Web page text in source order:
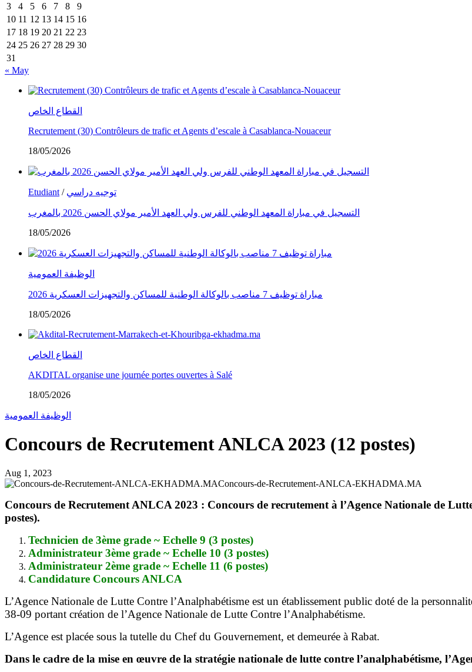
3
4 5 6 7 8
9
10 11 12 13 14 15 16
17 18 19 20 21 22 23
24 25 26 27 28 29 30
31
« May
القطاع الخاص
Recrutement (30) Contrôleurs de trafic et Agents d’escale à Casablanca-Nouaceur
18/05/2026
Etudiant / توجيه دراسي
التسجيل في مباراة المعهد الوطني للفرس ولي العهد الأمير مولاي الحسن 2026 بالمغرب
18/05/2026
الوظيفة العمومية
مباراة توظيف 7 مناصب بالوكالة الوطنية للمساكن والتجهيزات العسكرية 2026
18/05/2026
القطاع الخاص
AKDITAL organise une journée portes ouvertes à Salé
18/05/2026
الوظيفة العمومية
Concours de Recrutement ANLCA 2023 (12 postes)
Aug 1, 2023
Concours-de-Recrutement-ANLCA-EKHADMA.MA
Concours de Recrutement ANLCA 2023 : Concours de recrutement à l’Agence Nationale de
postes).
Technicien de 3ème grade ~ Echelle 9 (3 postes)
Administrateur 3ème grade ~ Echelle 10 (3 postes)
Administrateur 2ème grade ~ Echelle 11 (6 postes)
Candidature Concours ANLCA
L’Agence Nationale de Lutte Contre l’Analphabétisme est un établissement public doté de la
38-09 portant création de l’Agence Nationale de Lutte Contre l’Analphabétisme.
L’Agence est placée sous la tutelle du Chef du Gouvernement, et demeurée à Rabat.
Dans le cadre de la mise en œuvre de la stratégie nationale de lutte contre l’analphabétisme,